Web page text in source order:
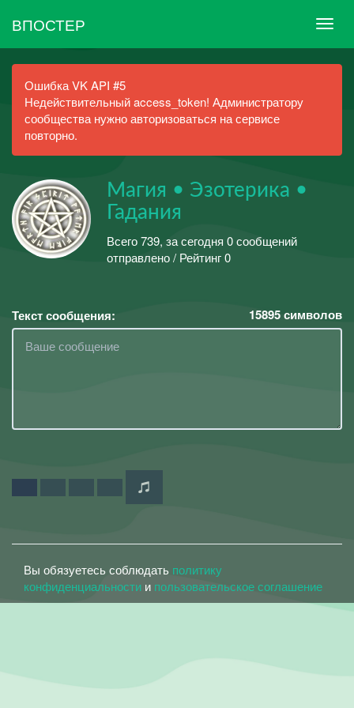
ВПОСТЕР
Ошибка VK API #5
Недействительный access_token! Администратору
сообщества нужно авторизоваться на сервисе
повторно.
Магия • Эзотерика •
Гадания
Всего 739, за сегодня 0 сообщений
отправлено / Рейтинг 0
Текст сообщения: 15895символов
Вы обязуетесь соблюдать политику
конфиденциальности и пользовательское соглашение